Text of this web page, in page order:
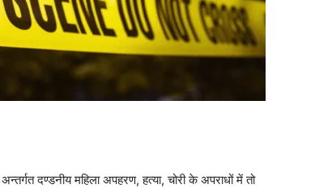
दण्डनीय महिला अपहरण, हत्या, चोरी के अपराधों में तो